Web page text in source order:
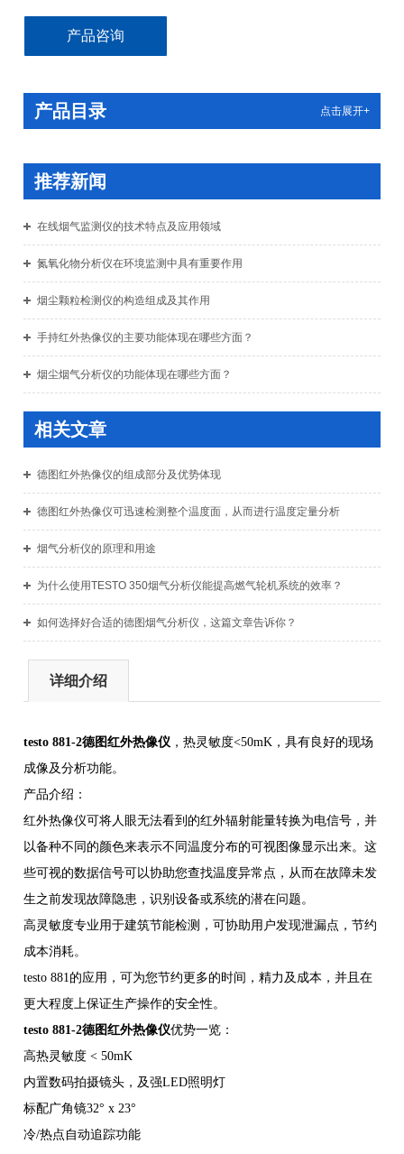
产品咨询
产品目录 点击展开+
推荐新闻
在线烟气监测仪的技术特点及应用领域
氮氧化物分析仪在环境监测中具有重要作用
烟尘颗粒检测仪的构造组成及其作用
手持红外热像仪的主要功能体现在哪些方面？
烟尘烟气分析仪的功能体现在哪些方面？
相关文章
德图红外热像仪的组成部分及优势体现
德图红外热像仪可迅速检测整个温度面，从而进行温度定量分析
烟气分析仪的原理和用途
为什么使用TESTO 350烟气分析仪能提高燃气轮机系统的效率？
如何选择好合适的德图烟气分析仪，这篇文章告诉你？
详细介绍
testo 881-2德图红外热像仪 ，热灵敏度<50mK，具有良好的现场
成像及分析功能。
产品介绍：
红外热像仪可将人眼无法看到的红外辐射能量转换为电信号，并
以备种不同的颜色来表示不同温度分布的可视图像显示出来。这
些可视的数据信号可以协助您查找温度异常点，从而在故障未发
生之前发现故障隐患，识别设备或系统的潜在问题。
高灵敏度专业用于建筑节能检测，可协助用户发现泄漏点，节约
成本消耗。
testo 881的应用，可为您节约更多的时间，精力及成本，并且在
更大程度上保证生产操作的安全性。
testo 881-2德图红外热像仪优势一览：
高热灵敏度 < 50mK
内置数码拍摄镜头，及强LED照明灯
标配广角镜32° x 23°
冷/热点自动追踪功能